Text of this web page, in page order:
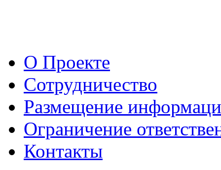
О Проекте
Сотрудничество
Размещение
Ограничение
Контакты